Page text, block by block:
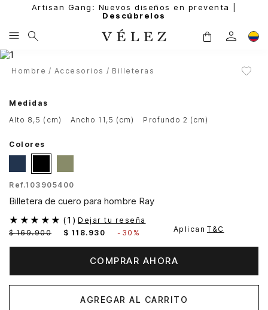
Artisan Gang: Nuevos diseños en preventa |
Descúbrelos
Hombre Accesorios Billeteras
Medidas
alto 8,5 (cm)
ancho 11,5 (cm) profundo 2 (cm)
Colores
Ref.103905400
Billetera de cuero para hombre Ray
★ ★ ★ ★ ★ (1 ) Dejar tu reseña
$ 169.900 $ 118. 930 - 30% Aplican T&C
COMPRAR AHORA
AGREGAR AL CARRITO